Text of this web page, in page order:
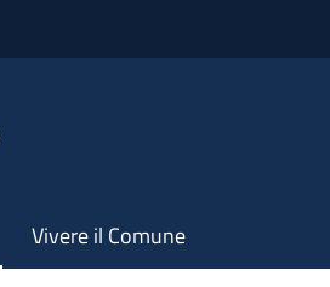
Vivere il Comune